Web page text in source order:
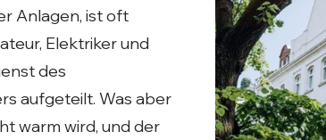
Anlagen, ist oft
Elektriker und
des
aufgeteilt. Was aber
warm wird, und der